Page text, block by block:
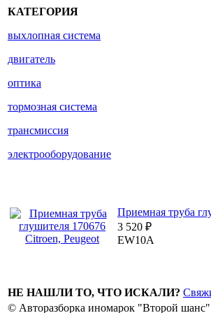
КАТЕГОРИЯ
выхлопная система
двигатель
оптика
тормозная система
трансмиссия
электрооборудование
Приемная труба
3 520 ₽
EW10A
НЕ НАШЛИ ТО, ЧТО ИСКАЛИ?
© Авторазборка иномарок "Второй шанс"